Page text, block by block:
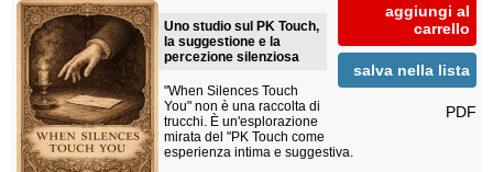
aggiungi al
carrello
salva nella lista
PDF
Uno studio sul PK Touch,
la suggestione e la
percezione silenziosa
"When Silences Touch
You" non è una raccolta di
trucchi. È un'esplorazione
mirata del "PK Touch come
esperienza intima e suggestiva.